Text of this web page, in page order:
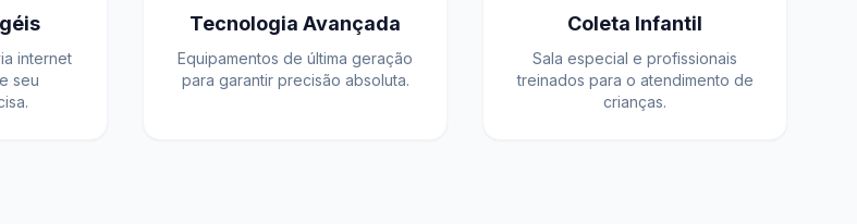
internet
seu
Tecnologia Avançada
Equipamentos de última geração
para garantir precisão absoluta.
Coleta Infantil
Sala especial e profissionais
treinados para o atendimento de
crianças.